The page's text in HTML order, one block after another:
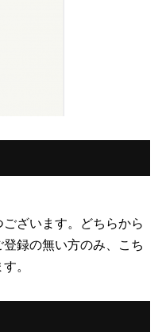
ざいます。どちらから
録の無い方のみ、こち
。